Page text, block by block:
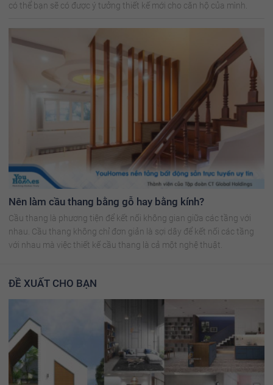
có thể bạn sẽ có được ý tưởng thiết kế mới cho căn hộ của mình.
Nên làm cầu thang bằng gỗ hay bằng kính?
Cầu thang là phương tiện để kết nối không gian giữa các tầng với
nhau. Cầu thang không chỉ đơn giản là sợi dây để kết nối các tầng
với nhau mà việc thiết kế cầu thang là cả một nghệ thuật.
ĐỀ XUẤT CHO BẠN